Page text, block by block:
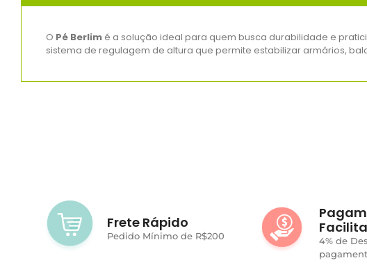
O Pé Berlim é a solução ideal para quem busca durabilidade e
sistema de regulagem de altura que permite estabilizar armários,
Frete Rápido
Pedido Mínimo de R$200
4% de